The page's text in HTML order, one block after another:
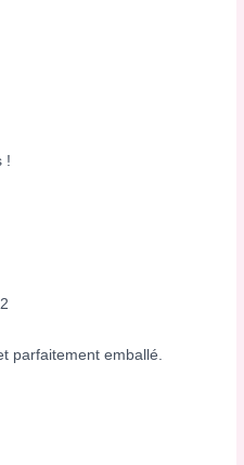
!
parfaitement emballé.